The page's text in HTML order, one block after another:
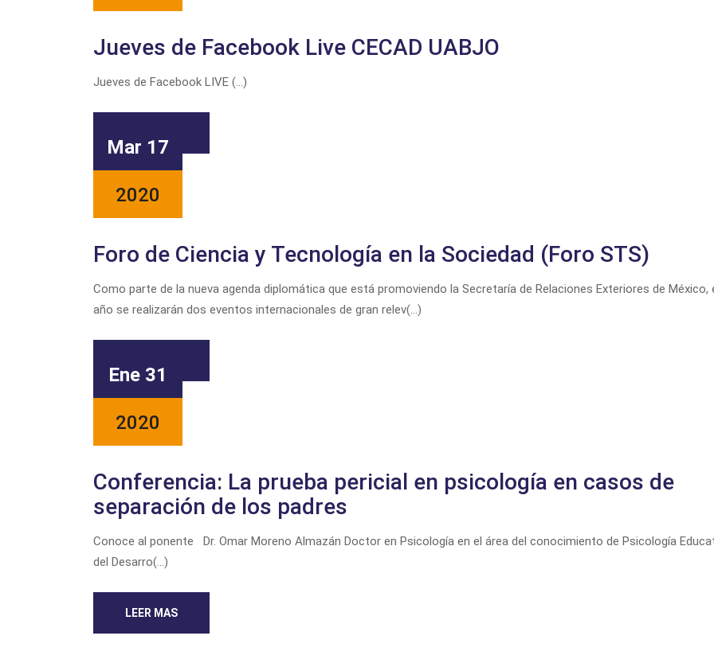
Jueves de Facebook Live CECAD UABJO
Jueves de Facebook LIVE (...)
Mar 17
2020
Foro de Ciencia y Tecnología en la Sociedad (Foro STS)
Como parte de la nueva agenda diplomática que está promoviendo la Secretaría de Relaciones Exteriores de México,
año se realizarán dos eventos internacionales de gran relev(...)
Ene 31
2020
Conferencia: La prueba pericial en psicología en casos de
separación de los padres
Conoce al ponente Dr. Omar Moreno Almazán Doctor en Psicología en el área del conocimiento de Psicología
del Desarro(...)
LEER MAS